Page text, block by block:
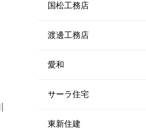
国松工務店
渡邊工務店
愛和
サーラ住宅
東新住建